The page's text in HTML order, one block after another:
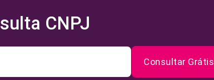
CNPJ
Consultar Grátis